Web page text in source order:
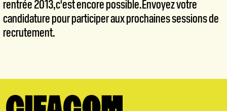
rentrée 2013, c'est encore possible. Envoyez votre
candidature pour participer aux prochaines sessions de
recrutement.